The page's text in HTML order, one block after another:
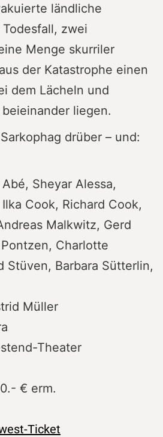
ländliche
zwei
Menge skurriler
der Katastrophe einen
dem Lächeln und
liegen.
drüber – und:
Sheyar Alessa,
Cook, Richard Cook,
Malkwitz, Gerd
Charlotte
Stüven, Barbara Sütterlin,
Müller
Theater
€ erm.
Ticket